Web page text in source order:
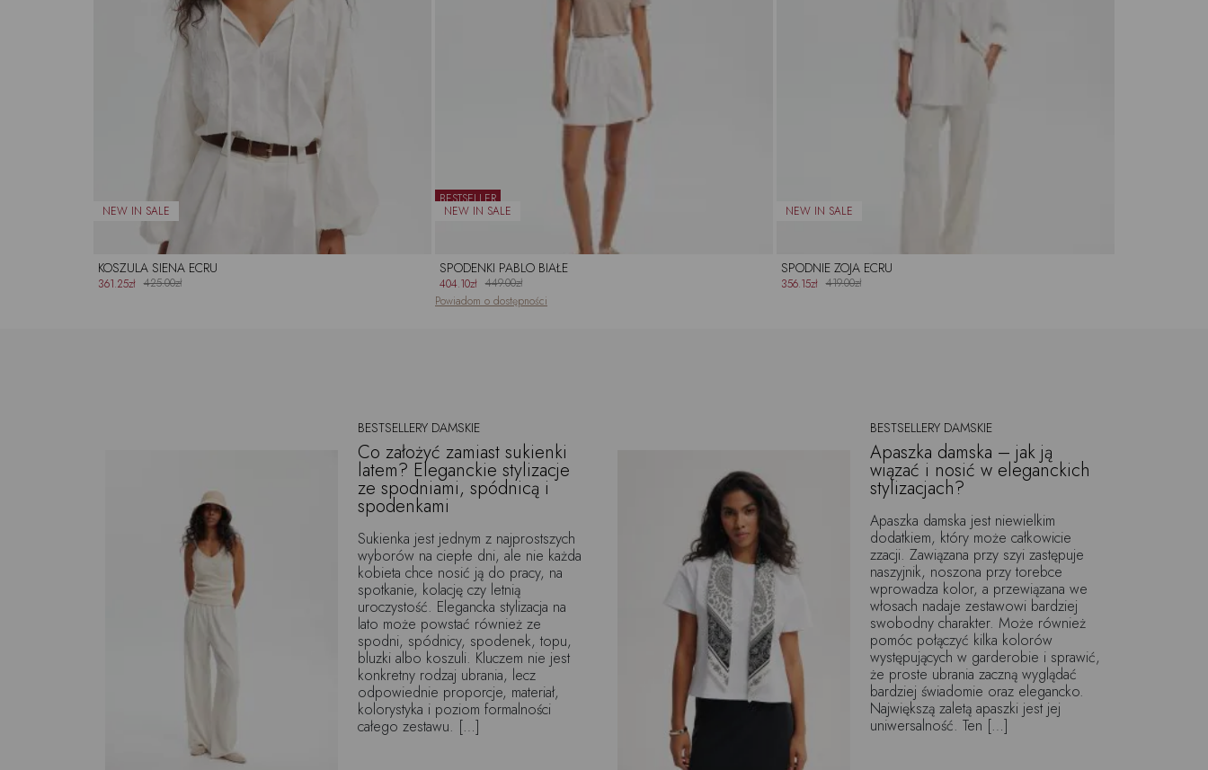
KOSZULA SIENA ECRU
361.25zł 425.00zł
BESTSELLER
SPODENKI PABLO BIAŁE
404.10zł 449.00zł
Powiadom o dostępności
SPODNIE ZOJA ECRU
356.15zł 419.00zł
BESTSELLERY DAMSKIE
Co założyć zamiast sukienki
latem? Eleganckie stylizacje
ze spodniami, spódnicą i
spodenkami
Sukienka jest jednym z najprostszych
wyborów na ciepłe dni, ale nie każda
kobieta chce nosić ją do pracy, na
spotkanie, kolację czy letnią
uroczystość. Elegancka stylizacja na
lato może powstać również ze
spodni, spódnicy, spodenek, topu,
bluzki albo koszuli. Kluczem nie jest
konkretny rodzaj ubrania, lecz
odpowiednie proporcje, materiał,
kolorystyka i poziom formalności
całego zestawu. […]
BESTSELLERY DAMSKIE
Apaszka damska – jak ją
wiązać i nosić w eleganckich
stylizacjach?
Apaszka damska jest niewielkim
dodatkiem, który może całkowicie
zzacji. Zawiązana przy szyi zastępuje
naszyjnik, noszona przy torebce
wprowadza kolor, a przewiązana we
włosach nadaje zestawowi bardziej
swobodny charakter. Może również
pomóc połączyć kilka kolorów
występujących w garderobie i sprawić,
że proste ubrania zaczną wyglądać
bardziej świadomie oraz elegancko.
Największą zaletą apaszki jest jej
uniwersalność. Ten […]